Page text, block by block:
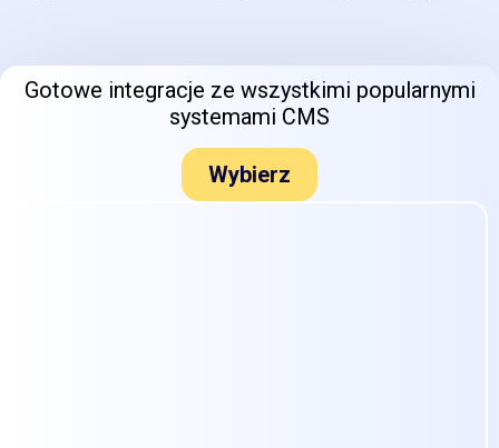
Gotowe integracje ze wszystkimi popularnymi
systemami CMS
Wybierz